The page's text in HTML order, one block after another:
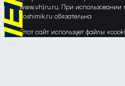
www.vhlru.ru. При использовании
voshimik.ru обязательна
Этот сайт использует файлы